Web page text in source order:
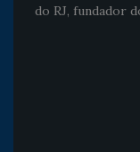
do RJ, fundador